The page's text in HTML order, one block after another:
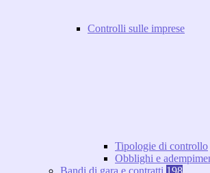
Controlli sulle imprese
Tipologie di controllo
Obblighi e